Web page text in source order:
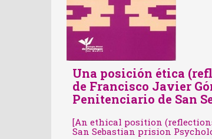
Una posición ética
de Francisco Javier
Penitenciario de San
[An ethical position
San Sebastian prision